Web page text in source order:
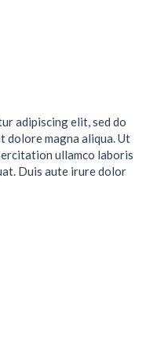
adipiscing elit, sed do
dolore magna aliqua. Ut
ullamco laboris
Duis aute irure dolor